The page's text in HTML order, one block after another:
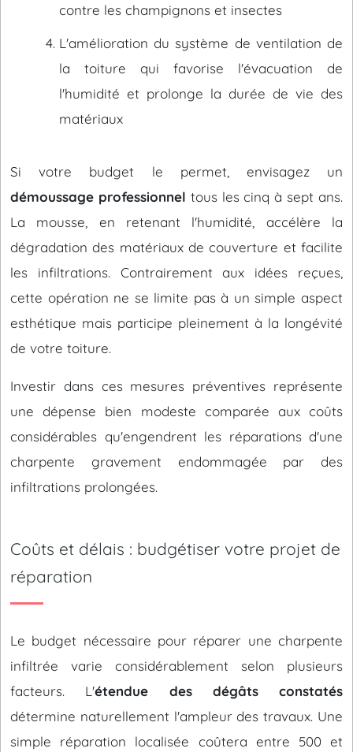
contre les champignons et insectes
L'amélioration du système de ventilation de
la toiture qui favorise l'évacuation de
l'humidité et prolonge la durée de vie des
matériaux
Si votre budget le permet, envisagez un
démoussage professionnel tous les cinq à sept ans.
La mousse, en retenant l'humidité, accélère la
dégradation des matériaux de couverture et facilite
les infiltrations. Contrairement aux idées reçues,
cette opération ne se limite pas à un simple aspect
esthétique mais participe pleinement à la longévité
de votre toiture.
Investir dans ces mesures préventives représente
une dépense bien modeste comparée aux coûts
considérables qu'engendrent les réparations d'une
charpente gravement endommagée par des
infiltrations prolongées.
Coûts et délais : budgétiser votre projet de
réparation
Le budget nécessaire pour réparer une charpente
infiltrée varie considérablement selon plusieurs
facteurs. L'étendue des dégâts constatés
détermine naturellement l'ampleur des travaux. Une
simple réparation localisée coûtera entre 500 et